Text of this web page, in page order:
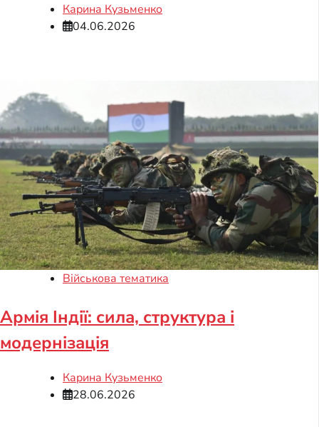
Карина Кузьменко
04.06.2026
Військова тематика
Армія Індії: сила, структура і
модернізація
Карина Кузьменко
28.06.2026